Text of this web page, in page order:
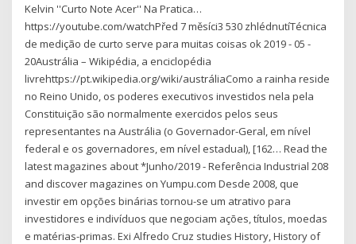
Kelvin ''Curto Note Acer'' Na Pratica…
https://youtube.com/watchPřed 7 měsíci3 530 zhlédnutíTécnica
de medição de curto serve para muitas coisas ok 2019 - 05 -
20Austrália – Wikipédia, a enciclopédia
livrehttps://pt.wikipedia.org/wiki/austráliaComo a rainha reside
no Reino Unido, os poderes executivos investidos nela pela
Constituição são normalmente exercidos pelos seus
representantes na Austrália (o Governador-Geral, em nível
federal e os governadores, em nível estadual), [162… Read the
latest magazines about *Junho/2019 - Referência Industrial 208
and discover magazines on Yumpu.com Desde 2008, que
investir em opções binárias tornou-se um atrativo para
investidores e indivíduos que negociam ações, títulos, moedas
e matérias-primas. Exi Alfredo Cruz studies History, History of